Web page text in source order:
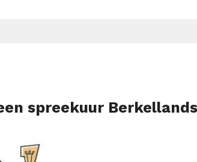
spreekuur